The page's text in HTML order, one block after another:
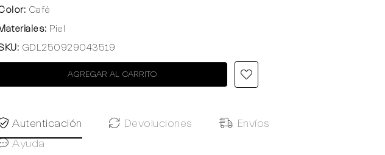
Café
Piel
GDL250929043519
AGREGAR AL CARRITO
Autenticación Devoluciones
Envíos
Ayuda